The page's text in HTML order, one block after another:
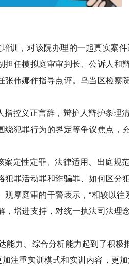
训，对该院办理的一起真实案
任模拟庭审审判长、公诉人和
伟娜作指导点评。乌当区检察
控义正言辞，辩护人辩护条理
犯罪行为的界定等争议焦点，
定性定罪、法律适用、出庭规
罪活动罪和诈骗罪、如何区分
摩庭审的干警表示，“相较以往
增进支持，对统一执法司法理
能力、综合分析能力起到了积极
注重实训模式和实训内容，更